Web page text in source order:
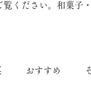
ください。和菓子
おすすめ